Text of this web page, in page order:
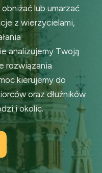
lub umarzać
z wierzycielami,
analizujemy Twoją
rozwiązania
kierujemy do
oraz dłużników
i okolic.